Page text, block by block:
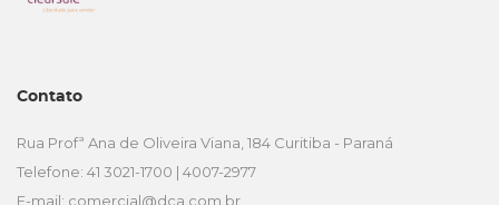
Contato
Rua Profª Ana de Oliveira Viana, 184 Curitiba - Paraná
Telefone: 41 3021-1700 | 4007-2977
E-mail: comercial@dca.com.br